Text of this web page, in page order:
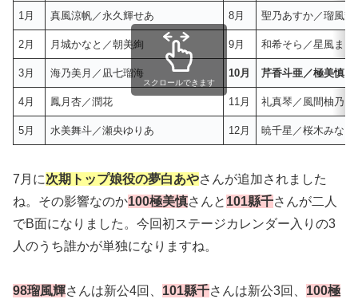
1月 真風涼帆／永久輝せあ 8月 聖乃あすか／瑠風輝
2月 月城かなと／朝美絢 9月 和希そら／星風まど
3月 海乃美月／凪七瑠海 10月 芹香斗亜／極美慎・
4月 鳳月杏／潤花 11月 礼真琴／風間柚乃
5月 水美舞斗／瀬央ゆりあ 12月 暁千星／桜木みなと
スクロールできます
7月に次期トップ娘役の夢白あやさんが追加されました
ね。その影響なのか100極美慎さんと 101縣千さんが二人
でB面になりました。今回初ステージカレンダー入りの3
人のうち誰かが単独になりますね。
98瑠風輝さんは新公4回、 101縣千さんは新公3回、 100極